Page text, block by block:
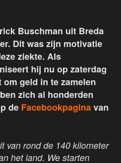
Buschman uit Breda
Dit was zijn motivatie
ziekte. Als
hij nu op zaterdag
geld in te zamelen
zich al honderden
de Facebookpaginavan
van rond de 140 kilometer
het land. We starten